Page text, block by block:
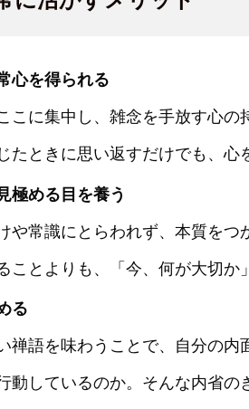
心を得られる
こに集中し、雑念を手放す心
たときに思い返すだけでも、心
極める目を養う
や常識にとらわれず、本質を
ことよりも、「今、何が大切か
る
禅語を味わうことで、自分の
動しているのか。そんな内省の